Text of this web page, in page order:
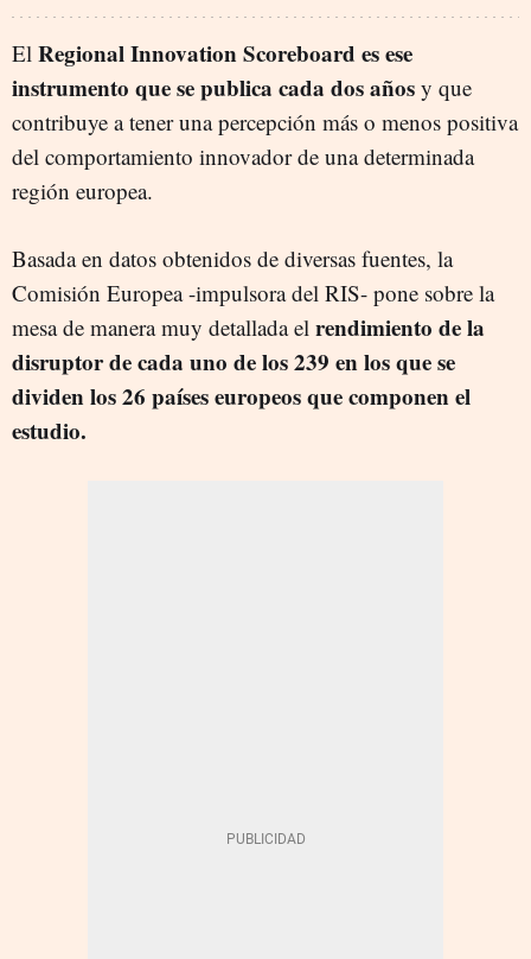
El Regional Innovation Scoreboard es ese
instrumento que se publica cada dos años y que
contribuye a tener una percepción más o menos positiva
del comportamiento innovador de una determinada
región europea.
Basada en datos obtenidos de diversas fuentes, la
Comisión Europea -impulsora del RIS- pone sobre la
mesa de manera muy detallada el rendimiento de la
disruptor de cada uno de los 239 en los que se
dividen los 26 países europeos que componen el
estudio.